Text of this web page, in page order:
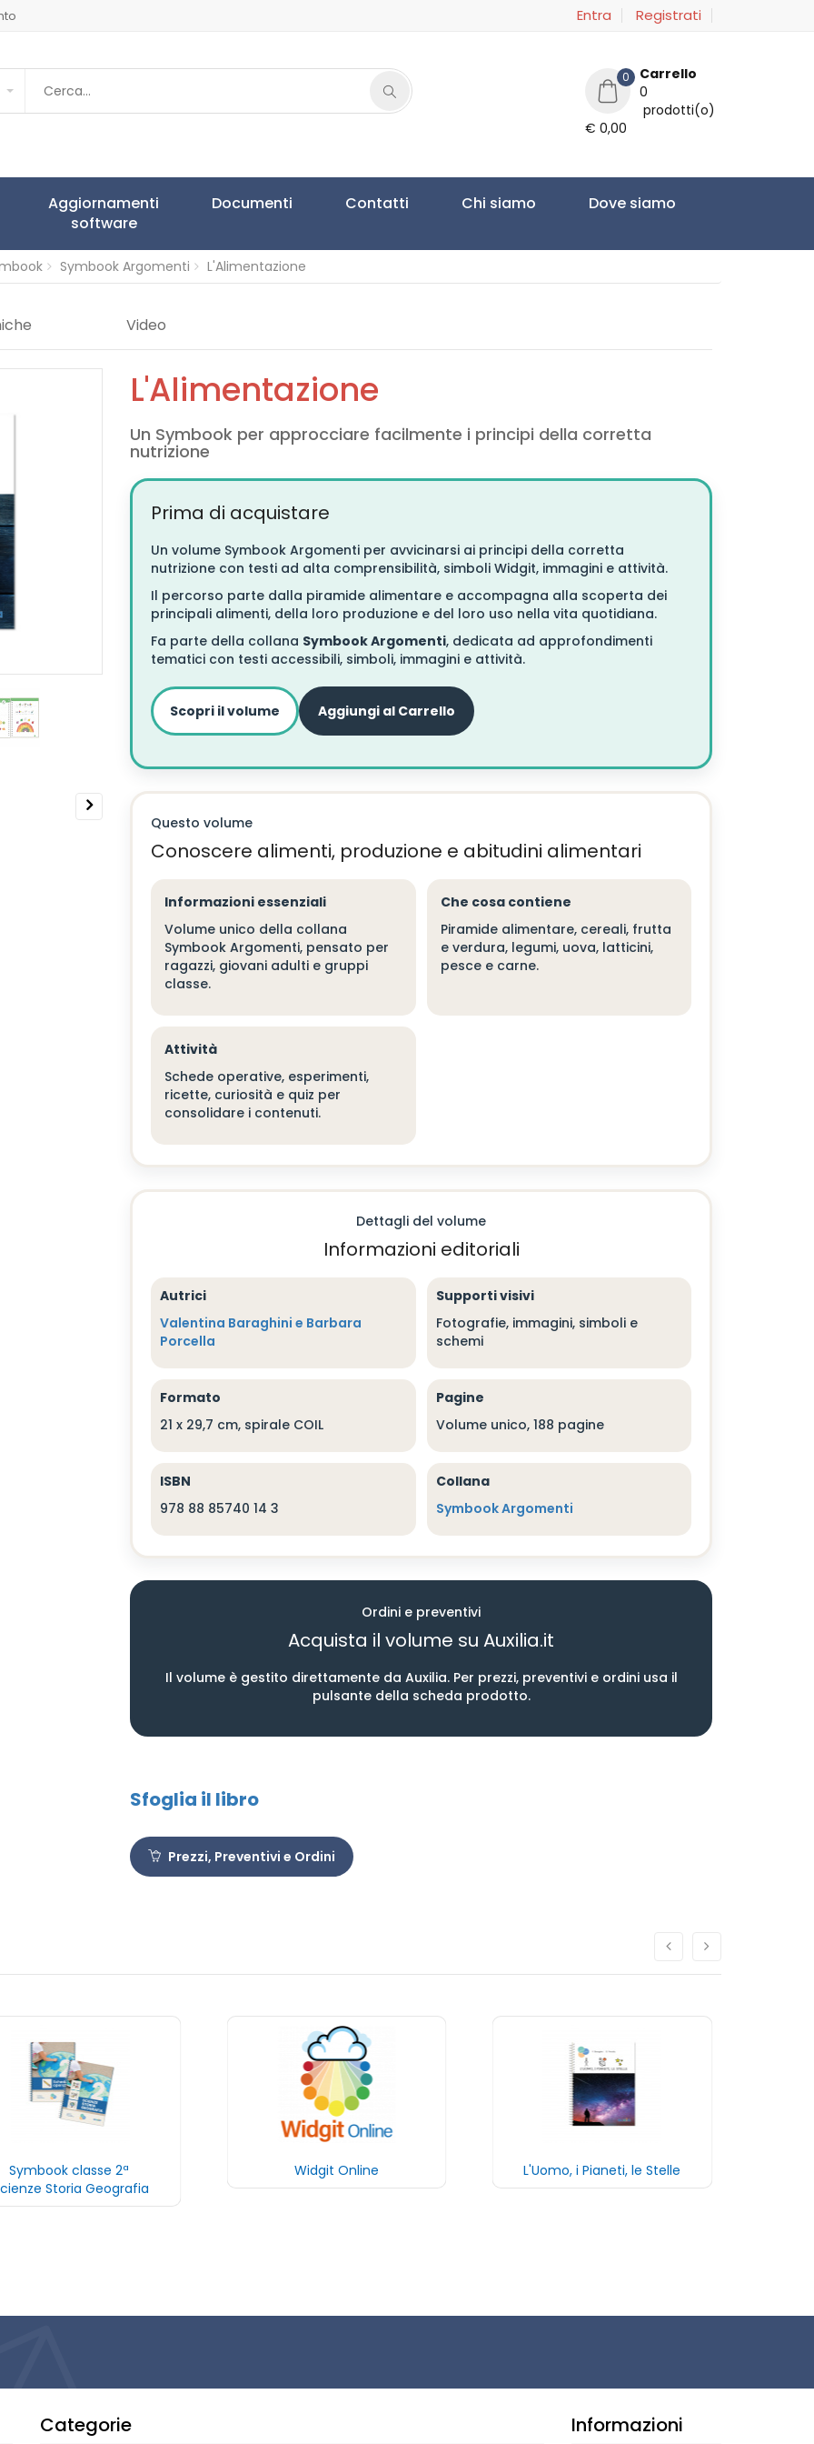
Entra Registrati
0
Carrello
0
prodotti(o)
€ 0,00
Aggiornamenti
software
Documenti Contatti Chi siamo Dove siamo
Symbook Argomenti L'Alimentazione
Video
L'Alimentazione
Un Symbook per approcciare facilmente i principi della corretta
nutrizione
Prima di acquistare
Un volume Symbook Argomenti per avvicinarsi ai principi della corretta
nutrizione con testi ad alta comprensibilità, simboli Widgit, immagini e attività.
Il percorso parte dalla piramide alimentare e accompagna alla scoperta dei
principali alimenti, della loro produzione e del loro uso nella vita quotidiana.
Fa parte della collana Symbook Argomenti, dedicata ad approfondimenti
tematici con testi accessibili, simboli, immagini e attività.
Scopri il volume Aggiungi al Carrello
Questo volume
Conoscere alimenti, produzione e abitudini alimentari
Informazioni essenziali
Volume unico della collana
Symbook Argomenti, pensato per
ragazzi, giovani adulti e gruppi
classe.
Che cosa contiene
Piramide alimentare, cereali, frutta
e verdura, legumi, uova, latticini,
pesce e carne.
Attività
Schede operative, esperimenti,
ricette, curiosità e quiz per
consolidare i contenuti.
Dettagli del volume
Informazioni editoriali
Autrici
Valentina Baraghini e Barbara
Porcella
Supporti visivi
Fotografie, immagini, simboli e
schemi
Formato
21 x 29,7 cm, spirale COIL
Pagine
Volume unico, 188 pagine
ISBN
978 88 85740 14 3
Collana
Symbook Argomenti
Ordini e preventivi
Acquista il volume su Auxilia.it
Il volume è gestito direttamente da Auxilia. Per prezzi, preventivi e ordini usa il
pulsante della scheda prodotto.
Sfoglia il libro
Prezzi, Preventivi e Ordini
Symbook classe 2ª
Storia Geografia
Widgit Online L'Uomo, i Pianeti, le Stelle
Categorie Informazioni